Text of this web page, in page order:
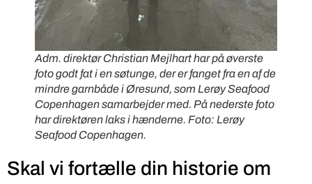
Adm. direktør Christian Mejlhart har på øverste
foto godt fat i en søtunge, der er fanget fra en af de
mindre garnbåde i Øresund, som Lerøy Seafood
Copenhagen samarbejder med. På nederste foto
har direktøren laks i hænderne. Foto: Lerøy
Seafood Copenhagen.
Skal vi fortælle din historie om